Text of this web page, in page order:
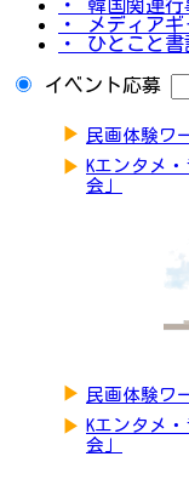
・ 韓国関連行
・ メディア
・ ひとこと書
イベント応募
▶ 民画体験ワ
▶ Kエンタメ
会」
▶ 民画体験ワ
▶ Kエンタメ
会」